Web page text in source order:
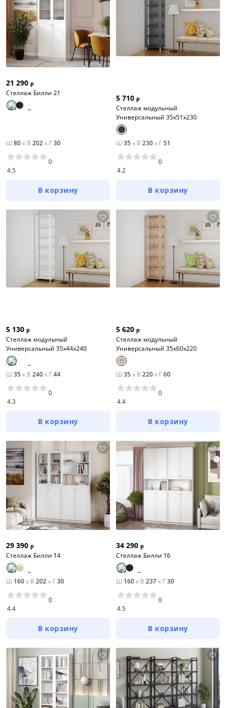
21 290 р
Стеллаж Билли 21
Ш 80x В 202x Г30
4.5
0
В корзину
5 710 р
Стеллаж модульный
Универсальный 35х51х230
Ш 35x В 230x Г51
4.2
0
В корзину
5 130 р
Стеллаж модульный
Универсальный 35х44х240
Ш 35x В 240x Г44
4.3
0
В корзину
5 620 р
Стеллаж модульный
Универсальный 35х60х220
Ш 35x В 220x Г60
4.4
0
В корзину
29 390 р
Стеллаж Билли 14
Ш 160x В 202x Г30
4.4
0
В корзину
34 290 р
Стеллаж Билли 16
Ш 160x В 237x Г30
4.5
0
В корзину